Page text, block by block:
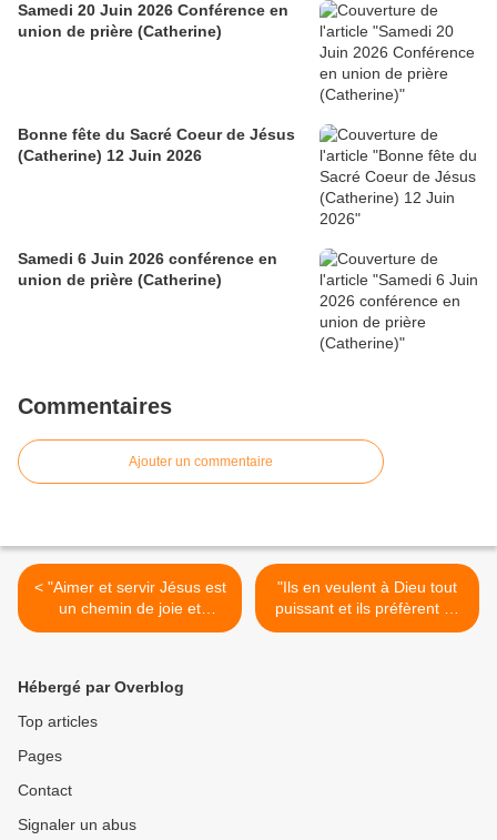
Samedi 20 Juin 2026 Conférence en
union de prière (Catherine)
Bonne fête du Sacré Coeur de Jésus
(Catherine) 12 Juin 2026
Samedi 6 Juin 2026 conférence en
union de prière (Catherine)
Commentaires
Ajouter un commentaire
< "Aimer et servir Jésus est
un chemin de joie et
d'émerveillement
"Ils en veulent à Dieu tout
puissant et ils préfèrent se
tourner vers de faux dieux"
Hébergé par Overblog
Top articles
Pages
Contact
Signaler un abus